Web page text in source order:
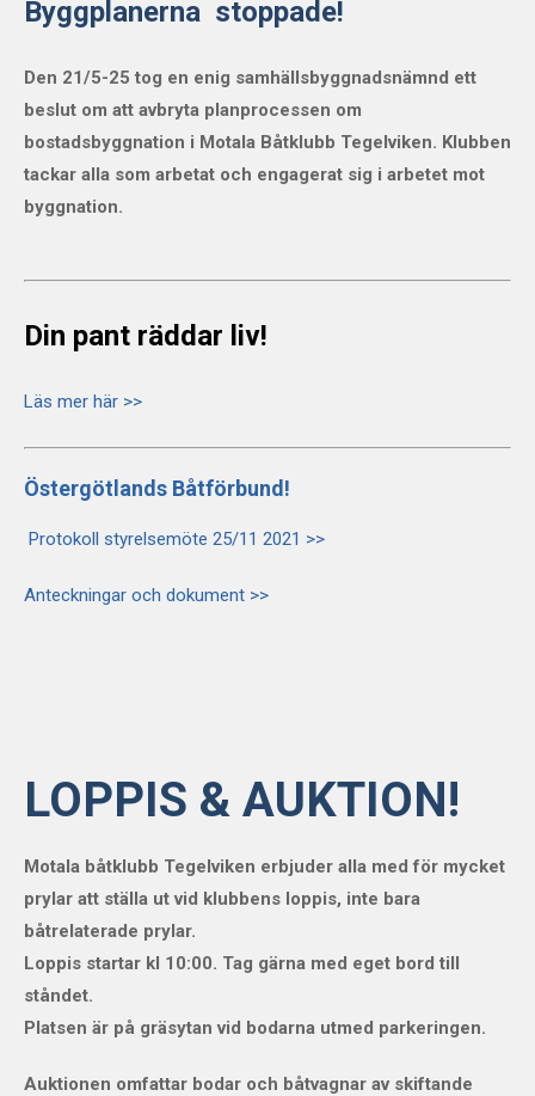
Byggplanerna stoppade!
Den 21/5-25 tog en enig samhällsbyggnadsnämnd ett
beslut om att avbryta planprocessen om
bostadsbyggnation i Motala Båtklubb Tegelviken. Klubben
tackar alla som arbetat och engagerat sig i arbetet mot
byggnation.
Din pant räddar liv!
Läs mer här >>
Östergötlands Båtförbund!
Protokoll styrelsemöte 25/11 2021 >>
Anteckningar och dokument >>
LOPPIS & AUKTION!
Motala båtklubb Tegelviken erbjuder alla med för mycket
prylar att ställa ut vid klubbens loppis, inte bara
båtrelaterade prylar.
Loppis startar kl 10:00. Tag gärna med eget bord till
ståndet.
Platsen är på gräsytan vid bodarna utmed parkeringen.
Auktionen omfattar bodar och båtvagnar av skiftande